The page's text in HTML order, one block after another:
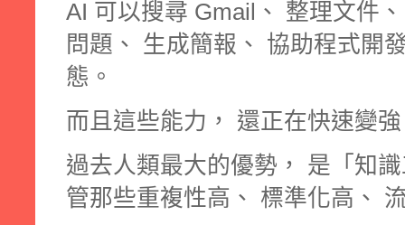
AI 可以搜尋 Gmail、 整理文件
問題、 生成簡報、 協助程式開
態。
而且這些能力， 還正在快速變
過去人類最大的優勢， 是「知
管那些重複性高、 標準化高、